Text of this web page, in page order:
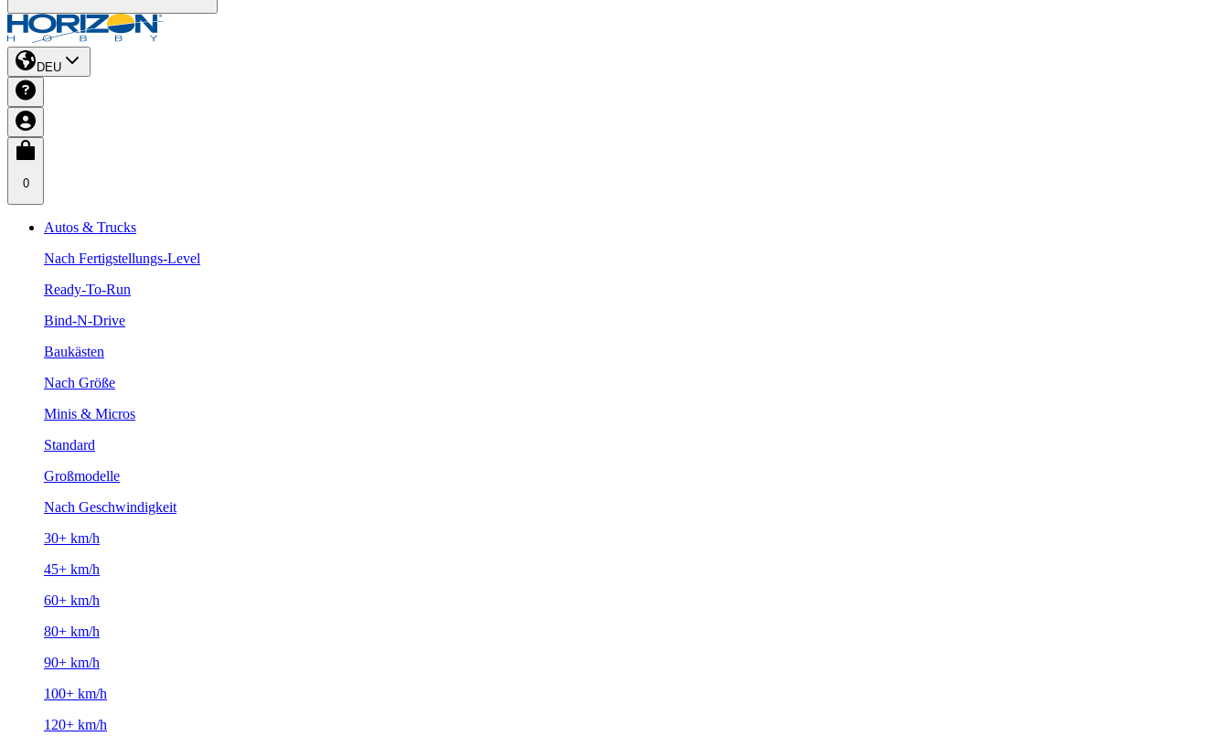
DEU
0
Autos & Trucks
Nach Fertigstellungs-Level
Ready-To-Run
Bind-N-Drive
Baukästen
Nach Größe
Minis & Micros
Standard
Großmodelle
Nach Geschwindigkeit
30+ km/h
45+ km/h
60+ km/h
80+ km/h
90+ km/h
100+ km/h
120+ km/h